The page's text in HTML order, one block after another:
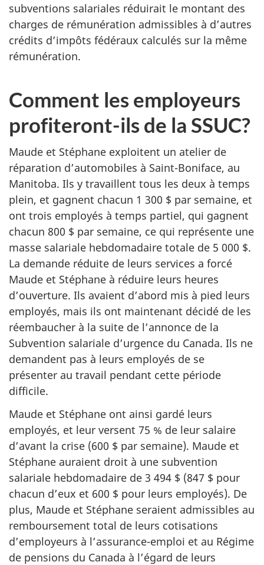
subventions salariales réduirait le montant des
charges de rémunération admissibles à d’autres
crédits d’impôts fédéraux calculés sur la même
rémunération.
Comment les employeurs
profiteront-ils de la SSUC?
Maude et Stéphane exploitent un atelier de
réparation d’automobiles à Saint-Boniface, au
Manitoba. Ils y travaillent tous les deux à temps
plein, et gagnent chacun 1 300 $ par semaine, et
ont trois employés à temps partiel, qui gagnent
chacun 800 $ par semaine, ce qui représente une
masse salariale hebdomadaire totale de 5 000 $.
La demande réduite de leurs services a forcé
Maude et Stéphane à réduire leurs heures
d’ouverture. Ils avaient d’abord mis à pied leurs
employés, mais ils ont maintenant décidé de les
réembaucher à la suite de l’annonce de la
Subvention salariale d’urgence du Canada. Ils ne
demandent pas à leurs employés de se
présenter au travail pendant cette période
difficile.
Maude et Stéphane ont ainsi gardé leurs
employés, et leur versent 75 % de leur salaire
d’avant la crise (600 $ par semaine). Maude et
Stéphane auraient droit à une subvention
salariale hebdomadaire de 3 494 $ (847 $ pour
chacun d’eux et 600 $ pour leurs employés). De
plus, Maude et Stéphane seraient admissibles au
remboursement total de leurs cotisations
d’employeurs à l’assurance-emploi et au Régime
de pensions du Canada à l’égard de leurs